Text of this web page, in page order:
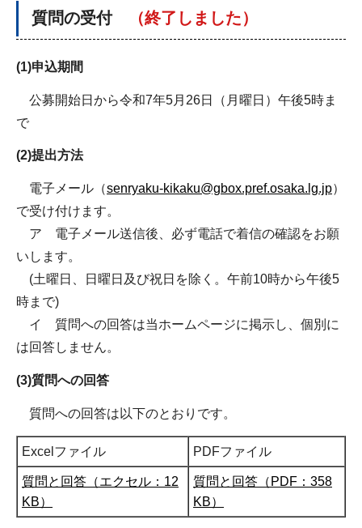
質問の受付 （終了しました）
(1)申込期間
公募開始日から令和7年5月26日（月曜日）午後5時ま
で
(2)提出方法
電子メール（senryaku-kikaku@gbox.pref.osaka.lg.jp）
で受け付けます。
ア 電子メール送信後、必ず電話で着信の確認をお願
いします。
(土曜日、日曜日及び祝日を除く。午前10時から午後5
時まで)
イ 質問への回答は当ホームページに掲示し、個別に
は回答しません。
(3)質問への回答
質問への回答は以下のとおりです。
Excelファイル PDFファイル
質問と回答（エクセル：12
KB）
質問と回答（PDF：358
KB）